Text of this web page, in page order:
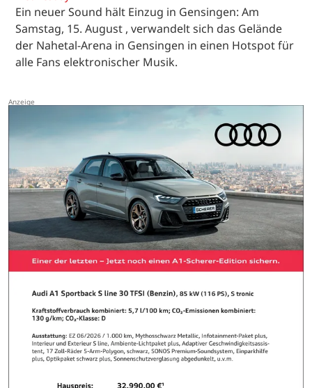
Ein neuer Sound hält Einzug in Gensingen: Am
Samstag, 15. August , verwandelt sich das Gelände
der Nahetal-Arena in Gensingen in einen Hotspot für
alle Fans elektronischer Musik.